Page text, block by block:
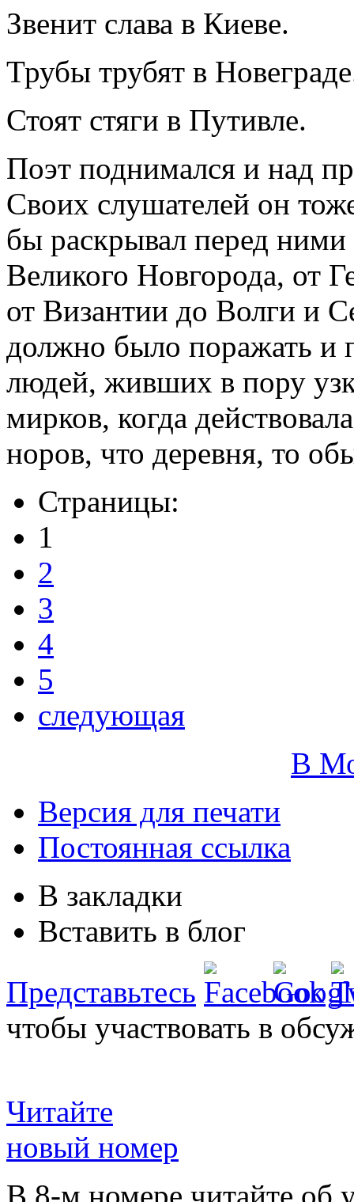
Звенит слава в Киеве.
Трубы трубят в
Стоят стяги в Путивле.
Поэт поднимался и над
Своих слушателей он
бы раскрывал перед
Великого Новгорода, от
от Византии до Волги и
должно было поражать и
людей, живших в пору
мирков, когда
норов, что деревня, то
Страницы:
1
2
3
4
5
следующая
В
Версия для печати
Постоянная ссылка
В закладки
Вставить в блог
Представьтесь
чтобы участвовать в
Читайте
новый номер
В 8-м номере читайте об